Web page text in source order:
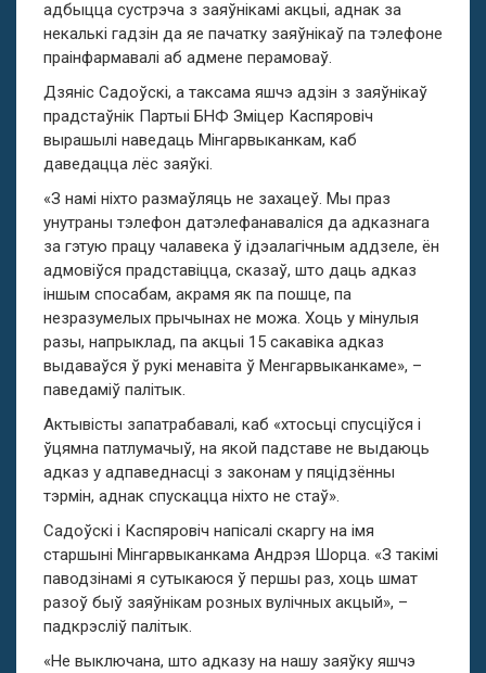
адбыцца сустрэча з заяўнікамі акцыі, аднак за
некалькі гадзін да яе пачатку заяўнікаў па тэлефоне
праінфармавалі аб адмене перамоваў.
Дзяніс Садоўскі, а таксама яшчэ адзін з заяўнікаў
прадстаўнік Партыі БНФ Зміцер Каспяровіч
вырашылі наведаць Мінгарвыканкам, каб
даведацца лёс заяўкі.
«З намі ніхто размаўляць не захацеў. Мы праз
унутраны тэлефон датэлефанаваліся да адказнага
за гэтую працу чалавека ў ідэалагічным аддзеле, ён
адмовіўся прадставіцца, сказаў, што даць адказ
іншым спосабам, акрамя як па пошце, па
незразумелых прычынах не можа. Хоць у мінулыя
разы, напрыклад, па акцыі 15 сакавіка адказ
выдаваўся ў рукі менавіта ў Менгарвыканкаме», –
паведаміў палітык.
Актывісты запатрабавалі, каб «хтосьці спусціўся і
ўцямна патлумачыў, на якой падставе не выдаюць
адказ у адпаведнасці з законам у пяцідзённы
тэрмін, аднак спускацца ніхто не стаў».
Садоўскі і Каспяровіч напісалі скаргу на імя
старшыні Мінгарвыканкама Андрэя Шорца. «З такімі
паводзінамі я сутыкаюся ў першы раз, хоць шмат
разоў быў заяўнікам розных вулічных акцый», –
падкрэсліў палітык.
«Не выключана, што адказу на нашу заяўку яшчэ